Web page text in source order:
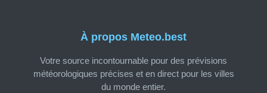
À propos Meteo.best
Votre source incontournable pour des prévisions
météorologiques précises et en direct pour les villes
du monde entier.